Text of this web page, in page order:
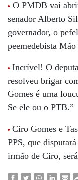
• O PMDB vai
senador Alberto
governador, o
peemedebista Mão
• Incrível! O
resolveu brigar
Gomes é uma
Se ele ou o PTB.”
• Ciro Gomes e
PPS, que
irmão de Ciro,